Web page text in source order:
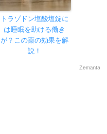
トラゾドン塩酸塩錠に
は睡眠を助ける働き
が？この薬の効果を解
説！
Zemanta